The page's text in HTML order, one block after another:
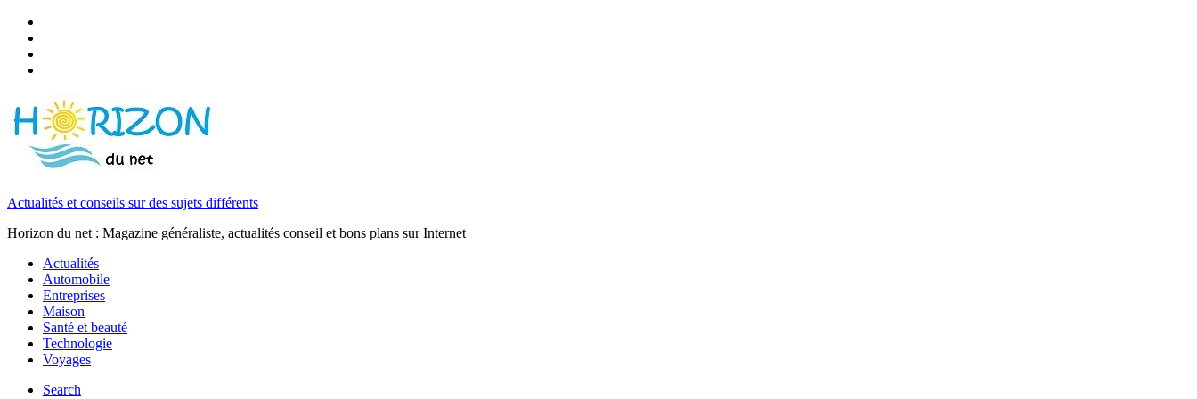
Actualités et conseils sur des sujets différents
Horizon du net : Magazine généraliste, actualités conseil et bons plans sur Internet
Actualités
Automobile
Entreprises
Maison
Santé et beauté
Technologie
Voyages
Search